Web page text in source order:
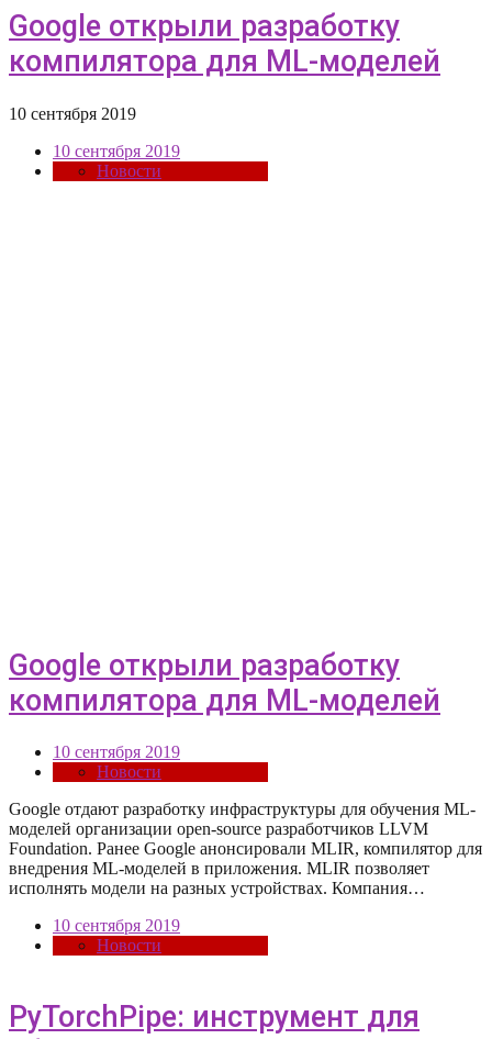
Google открыли разработку
компилятора для ML-моделей
10 сентября 2019
10 сентября 2019
Новости
Google открыли разработку
компилятора для ML-моделей
10 сентября 2019
Новости
Google отдают разработку инфраструктуры для обучения ML-
моделей организации open-source разработчиков LLVM
Foundation. Ранее Google анонсировали MLIR, компилятор для
внедрения ML-моделей в приложения. MLIR позволяет
исполнять модели на разных устройствах. Компания…
10 сентября 2019
Новости
PyTorchPipe: инструмент для